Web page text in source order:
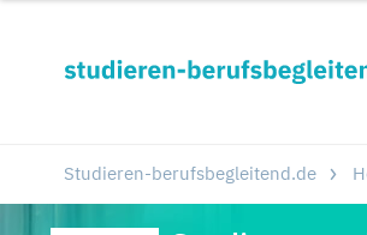
Studieren-berufsbegleitend.de